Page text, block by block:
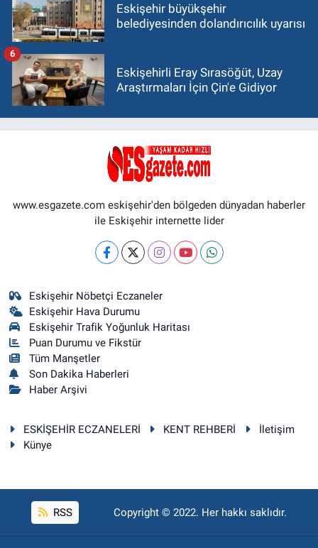
Eskişehir büyükşehir
belediyesinden dolandırıcılık uyarısı
Eskişehirli Eray Sırasöğüt, Uzay
Araştırmaları İçin Çin'e Gidiyor
6
www.esgazete.com eskişehir'den bölgeden dünyadan haberler
ile Eskişehir internette lider
Eskişehir Nöbetçi Eczaneler
Eskişehir Hava Durumu
Eskişehir Trafik Yoğunluk Haritası
Puan Durumu ve Fikstür
Tüm Manşetler
Son Dakika Haberleri
Haber Arşivi
ESKİŞEHİR ECZANELERİ KENT REHBERİ
İletişim
Künye
RSS Copyright © 2022. Her hakkı saklıdır.